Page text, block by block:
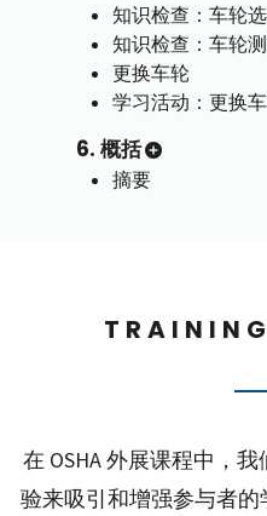
知识检查：车轮
知识检查：车轮
更换车轮
学习活动：更换
6. 概括
摘要
在 OSHA 外展课程中，
验来吸引和增强参与者